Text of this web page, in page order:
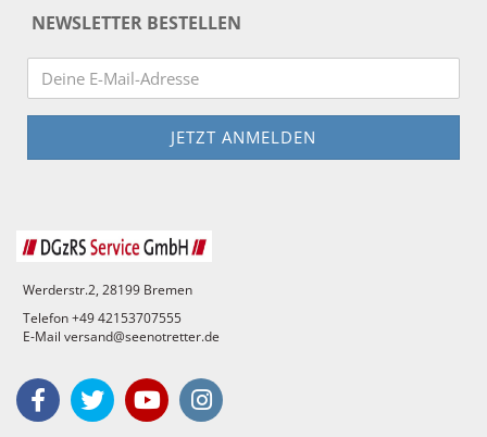
NEWSLETTER BESTELLEN
Werderstr.2, 28199 Bremen
Telefon +49 42153707555
E-Mail versand@seenotretter.de